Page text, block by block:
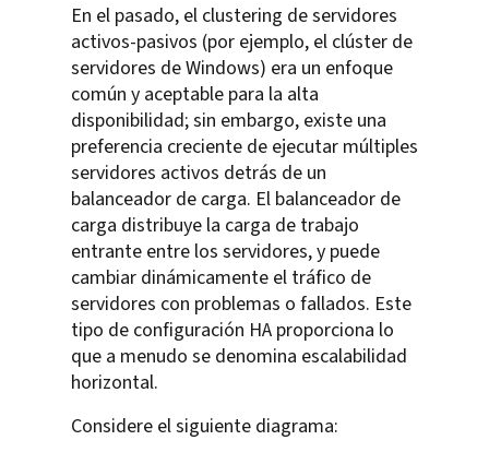
En el pasado, el clustering de servidores
activos-pasivos (por ejemplo, el clúster de
servidores de Windows) era un enfoque
común y aceptable para la alta
disponibilidad; sin embargo, existe una
preferencia creciente de ejecutar múltiples
servidores activos detrás de un
balanceador de carga. El balanceador de
carga distribuye la carga de trabajo
entrante entre los servidores, y puede
cambiar dinámicamente el tráfico de
servidores con problemas o fallados. Este
tipo de configuración HA proporciona lo
que a menudo se denomina escalabilidad
horizontal.
Considere el siguiente diagrama: